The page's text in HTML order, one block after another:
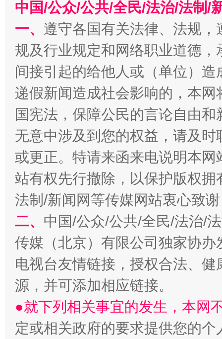
东山县通报“牛蛙产品抗生素超标问题”
千年窑火 生生不息 一
揭开“小金库”的免责幌子
中国/公众/公共/全民/法治/法制/
一、 遵守各国有关法律、法规
规及行业规定和网络职业道德
间接引起的给他人或（单位）
递假新闻造成社会影响的，本
国宪法，保障公民的言论自由
无意中涉及到您的权益，请及
或更正。特请来函来电说明本
站有权先行撤除，以保护版权
法制/新闻网等传媒网站衷心致
二、 中国/公众/公共/全民/法治/
传媒（北京）有限公司独家协
电视台友情链接，授权合法、
源，并可添加相应链接。
●就下列相关事宜的发生，本网
定或相关政府的要求提供您的个